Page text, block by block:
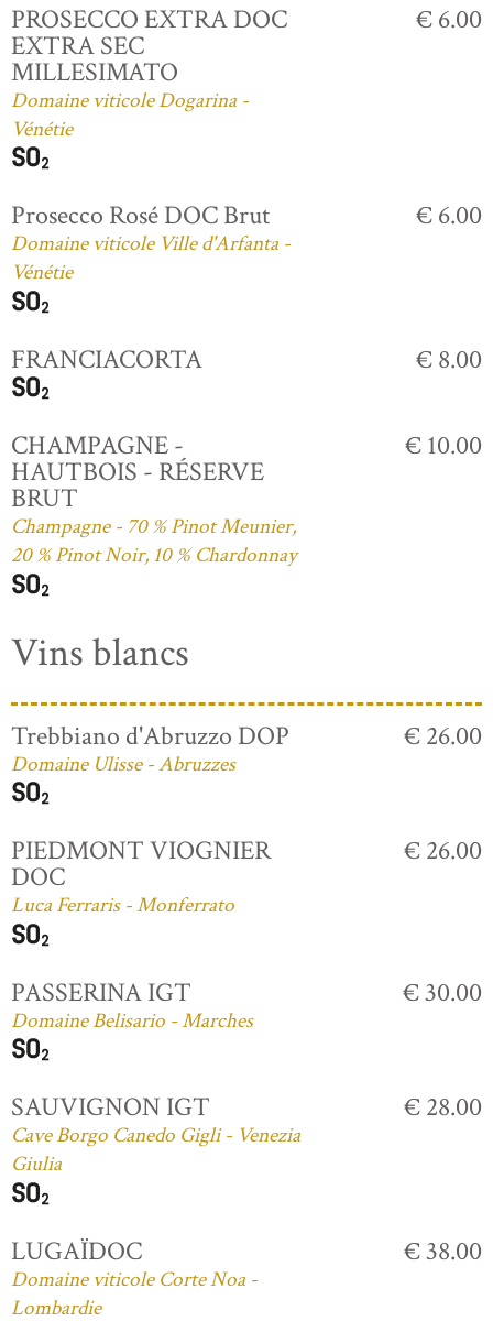
PROSECCO EXTRA DOC
EXTRA SEC
MILLESIMATO
Domaine viticole Dogarina -
Vénétie
€ 6.00
Prosecco Rosé DOC Brut
Domaine viticole Ville d'Arfanta -
Vénétie
€ 6.00
FRANCIACORTA € 8.00
CHAMPAGNE -
HAUTBOIS - RÉSERVE
BRUT
Champagne - 70 % Pinot Meunier,
20 % Pinot Noir, 10 % Chardonnay
€ 10.00
Vins blancs
Trebbiano d'Abruzzo DOP
Domaine Ulisse - Abruzzes
€ 26.00
PIEDMONT VIOGNIER
DOC
Luca Ferraris - Monferrato
€ 26.00
PASSERINA IGT
Domaine Belisario - Marches
€ 30.00
SAUVIGNON IGT
Cave Borgo Canedo Gigli - Venezia
Giulia
€ 28.00
LUGAÏDOC
Domaine viticole Corte Noa -
Lombardie
€ 38.00